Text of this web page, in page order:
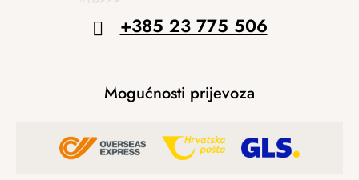
+385 23 775 506
Mogućnosti prijevoza